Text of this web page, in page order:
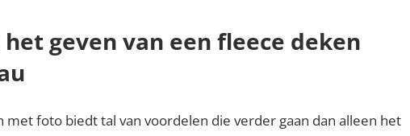
geven van een fleece deken
met foto biedt tal van voordelen die verder gaan dan alleen het